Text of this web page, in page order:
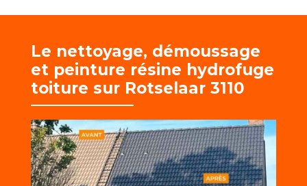
Le nettoyage, démoussage
et peinture résine hydrofuge
toiture sur Rotselaar 3110